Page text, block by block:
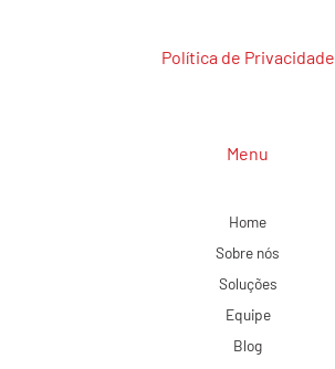
Política de Privacidade
Menu
Home
Sobre nós
Soluções
Equipe
Blog